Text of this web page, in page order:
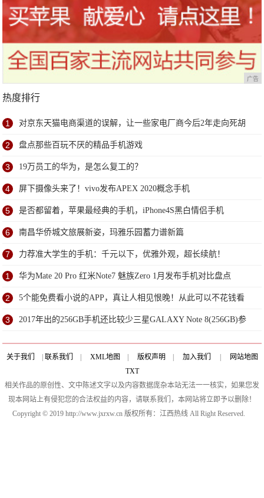
广告
热度排行
1 对京东天猫电商渠道的误解，让一些家电厂商今后2年走向死胡
同
2 盘点那些百玩不厌的精品手机游戏
3 19万员工的华为，是怎么复工的？
4 屏下摄像头来了！vivo发布APEX 2020概念手机
5 是否都留着，苹果最经典的手机，iPhone4S黑白情侣手机
6 南昌华侨城文旅展新姿，玛雅乐园蓄力谱新篇
7 力荐准大学生的手机：千元以下，优雅外观，超长续航！
1 华为Mate 20 Pro 红米Note7 魅族Zero 1月发布手机对比盘点
2 5个能免费看小说的APP，真让人相见恨晚！从此可以不花钱看
小说了
3 2017年出的256GB手机还比较少三星GALAXY Note 8(256GB)参
数大全
关于我们 联系我们 XML地图 版权声明 加入我们
网站地图
TXT
相关作品的原创性、文中陈述文字以及内容数据庞杂本站无法一一核实，如果您发
现本网站上有侵犯您的合法权益的内容，请联系我们，本网站将立即予以删除！
Copyright © 2019 http://www.jxrxw.cn 版权所有：江西热线 All Right Reserved.